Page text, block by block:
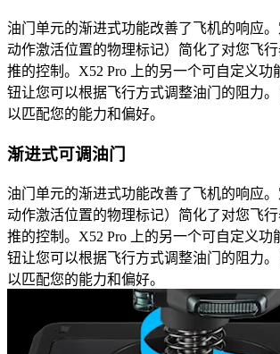
油门单元的渐进式功能改善了飞机的响应
动作激活位置的物理标记）简化了对您飞
推的控制。X52 Pro 上的另一个可自定义功
钮让您可以根据飞行方式调整油门的阻力
以匹配您的能力和偏好。
渐进式可调油门
油门单元的渐进式功能改善了飞机的响应
动作激活位置的物理标记）简化了对您飞
推的控制。X52 Pro 上的另一个可自定义功
钮让您可以根据飞行方式调整油门的阻力
以匹配您的能力和偏好。